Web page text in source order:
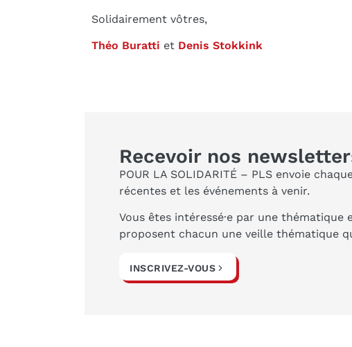
Solidairement vôtres,
Théo Buratti et Denis Stokkink
Recevoir nos
POUR LA SOLIDARITÉ – PLS envoie
récentes et les événements à venir.
Vous êtes intéressé·e par une
proposent chacun une veille thématique
INSCRIVEZ-VOUS